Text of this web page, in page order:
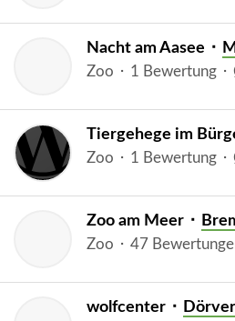
Nacht am Aasee ⬝
Zoo ⬝ 1 Bewertung
Tiergehege im
Zoo ⬝ 1 Bewertung
Zoo am Meer ⬝
Zoo ⬝ 47
wolfcenter ⬝